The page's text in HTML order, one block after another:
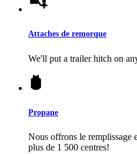
Attaches de remorque
We'll put a trailer hitch on
Propane
Nous offrons le remplissage
plus de 1 500 centres!